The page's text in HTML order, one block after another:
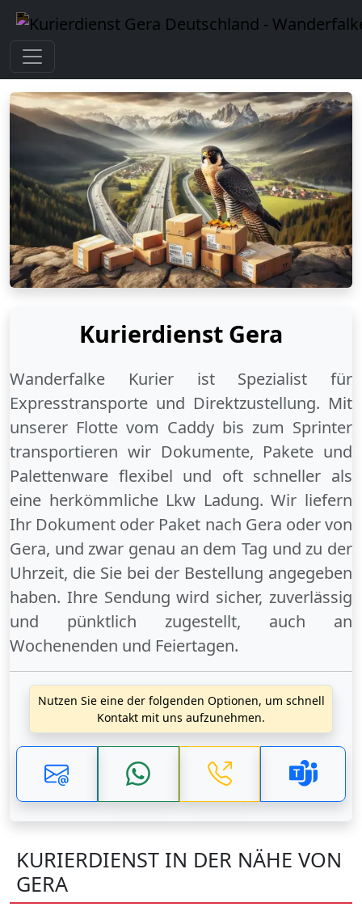
Kurierdienst Gera
Wanderfalke Kurier ist Spezialist für
Expresstransporte und Direktzustellung. Mit
unserer Flotte vom Caddy bis zum Sprinter
transportieren wir Dokumente, Pakete und
Palettenware flexibel und oft schneller als
eine herkömmliche Lkw Ladung. Wir liefern
Ihr Dokument oder Paket nach Gera odervon
Gera, und zwar genau an dem Tag und zu der
Uhrzeit, die Sie bei der Bestellung angegeben
haben. Ihre Sendung wird sicher, zuverlässig
und pünktlich zugestellt, auch an
Wochenenden und Feiertagen.
Nutzen Sie eine der folgenden Optionen, um schnell
Kontakt mit uns aufzunehmen.
KURIERDIENST IN DER NÄHE VON
GERA